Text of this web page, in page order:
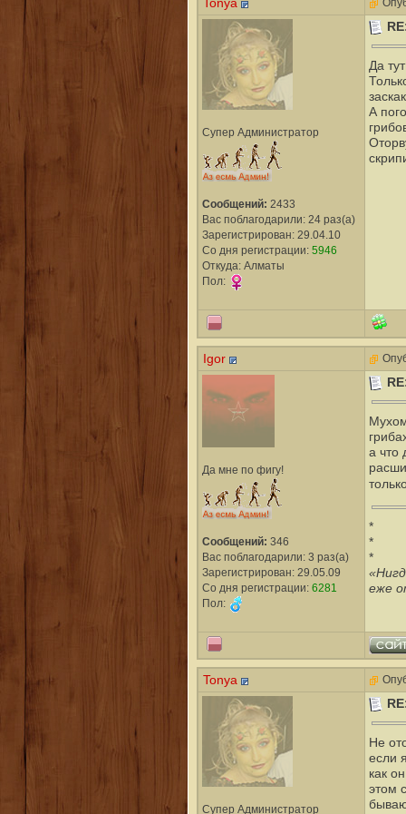
Супер Администратор
Сообщений: 2433
Вас поблагодарили: 24 раз(а)
Зарегистрирован: 29.04.10
Со дня регистрации: 5946
Откуда: Алматы
Пол:
Да
А
Igor
Да мне по фигу!
Сообщений: 346
Вас поблагодарили: 3 раз(а)
Зарегистрирован: 29.05.09
Со дня регистрации: 6281
Пол:
а что
*
*
*
еже
Tonya
Супер Администратор
Не
если
как
этом